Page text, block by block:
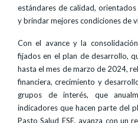
estándares de calidad,
y brindar mejores condiciones de
Con el avance y la
fijados en el plan de desarrollo,
hasta el mes de marzo de 2024,
financiera, crecimiento y
grupos de interés, que
indicadores que hacen parte del
Pasto Salud ESE, avanza con un